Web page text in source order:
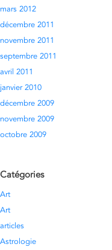
mars 2012
décembre 2011
novembre 2011
septembre 2011
avril 2011
janvier 2010
décembre 2009
novembre 2009
octobre 2009
Catégories
Art
Art
articles
Astrologie